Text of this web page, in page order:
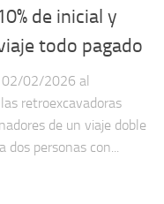
de inicial y
todo pagado
02/02/2026 al
retroexcavadoras
de un viaje doble
personas con...